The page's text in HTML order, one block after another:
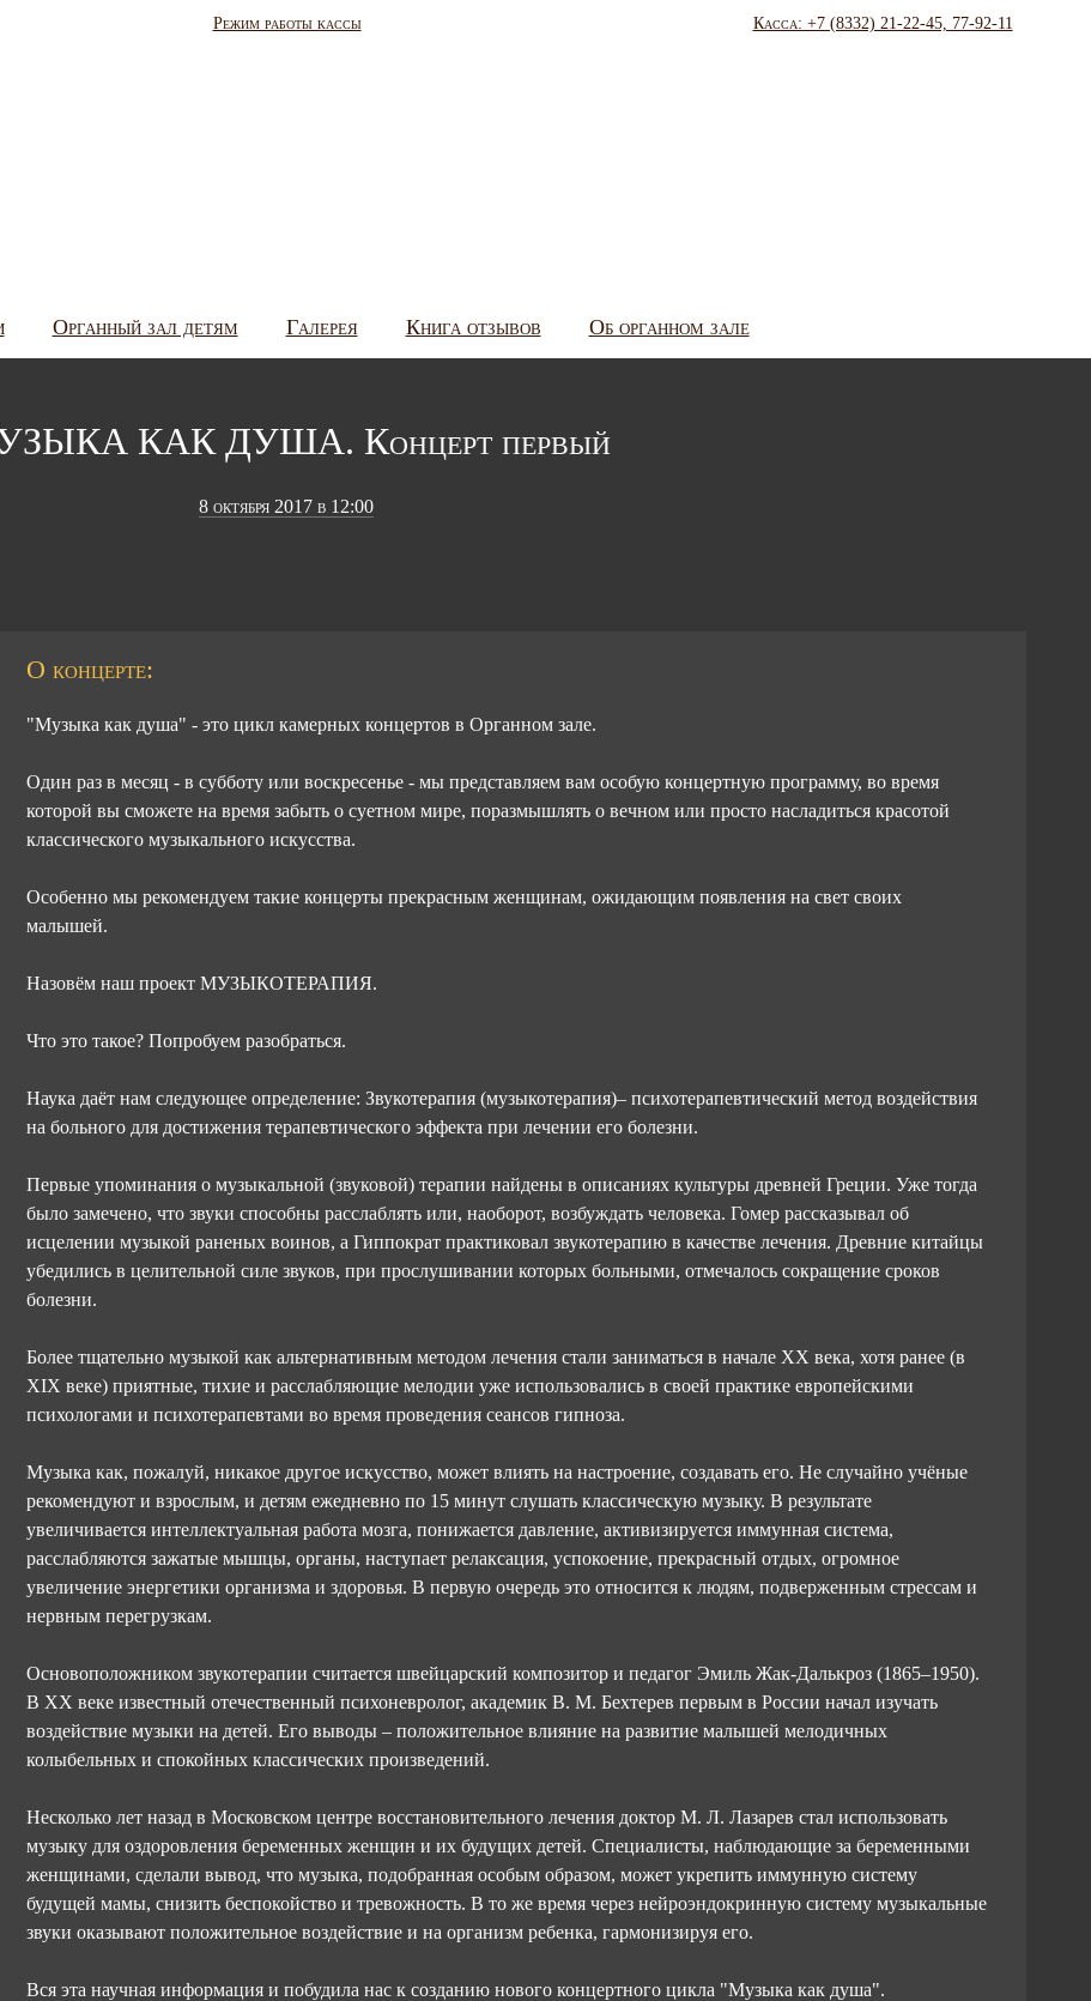
Режим работы кассы Касса: +7 (8332) 21-22-45, 77-92-11
Органный зал детям Галерея Книга отзывов Об органном зале
КАК ДУША. Концерт первый
8 октября 2017 в 12:00
О концерте:
"Музыка как душа" - это цикл камерных концертов в Органном зале.
Один раз в месяц - в субботу или воскресенье - мы представляем вам особую концертную программу, во время
которой вы сможете на время забыть о суетном мире, поразмышлять о вечном или просто насладиться красотой
классического музыкального искусства.
Особенно мы рекомендуем такие концерты прекрасным женщинам, ожидающим появления на свет своих
малышей.
Назовём наш проект МУЗЫКОТЕРАПИЯ.
Что это такое? Попробуем разобраться.
Наука даёт нам следующее определение: Звукотерапия (музыкотерапия)– психотерапевтический метод воздействия
на больного для достижения терапевтического эффекта при лечении его болезни.
Первые упоминания о музыкальной (звуковой) терапии найдены в описаниях культуры древней Греции. Уже тогда
было замечено, что звуки способны расслаблять или, наоборот, возбуждать человека. Гомер рассказывал об
исцелении музыкой раненых воинов, а Гиппократ практиковал звукотерапию в качестве лечения. Древние китайцы
убедились в целительной силе звуков, при прослушивании которых больными, отмечалось сокращение сроков
болезни.
Более тщательно музыкой как альтернативным методом лечения стали заниматься в начале XX века, хотя ранее (в
XIX веке) приятные, тихие и расслабляющие мелодии уже использовались в своей практике европейскими
психологами и психотерапевтами во время проведения сеансов гипноза.
Музыка как, пожалуй, никакое другое искусство, может влиять на настроение, создавать его. Не случайно учёные
рекомендуют и взрослым, и детям ежедневно по 15 минут слушать классическую музыку. В результате
увеличивается интеллектуальная работа мозга, понижается давление, активизируется иммунная система,
расслабляются зажатые мышцы, органы, наступает релаксация, успокоение, прекрасный отдых, огромное
увеличение энергетики организма и здоровья. В первую очередь это относится к людям, подверженным стрессам и
нервным перегрузкам.
Основоположником звукотерапии считается швейцарский композитор и педагог Эмиль Жак-Далькроз (1865–1950).
В XX веке известный отечественный психоневролог, академик В. М. Бехтерев первым в России начал изучать
воздействие музыки на детей. Его выводы – положительное влияние на развитие малышей мелодичных
колыбельных и спокойных классических произведений.
Несколько лет назад в Московском центре восстановительного лечения доктор М. Л. Лазарев стал использовать
музыку для оздоровления беременных женщин и их будущих детей. Специалисты, наблюдающие за беременными
женщинами, сделали вывод, что музыка, подобранная особым образом, может укрепить иммунную систему
будущей мамы, снизить беспокойство и тревожность. В то же время через нейроэндокринную систему музыкальные
звуки оказывают положительное воздействие и на организм ребенка, гармонизируя его.
Вся эта научная информация и побудила нас к созданию нового концертного цикла "Музыка как душа".